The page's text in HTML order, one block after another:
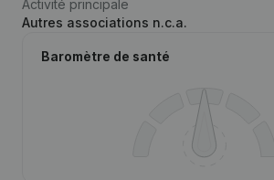
Activité principale
Autres associations n.c.a.
Baromètre de santé